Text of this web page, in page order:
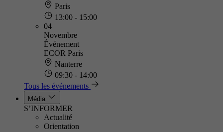
Paris
13:00 - 15:00
04
Novembre
Événement
ECOR Paris
Nanterre
09:30 - 14:00
Tous les événements
Média
S’INFORMER
Actualité
Orientation